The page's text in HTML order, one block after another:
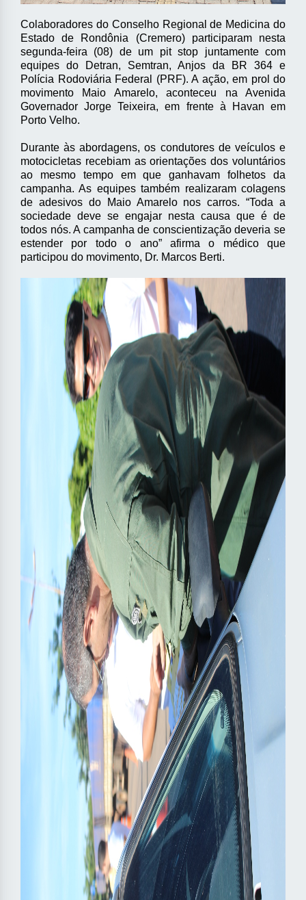
Colaboradores do Conselho Regional de Medicina do
Estado de Rondônia (Cremero) participaram nesta
segunda-feira (08) de um pit stop juntamente com
equipes do Detran, Semtran, Anjos da BR 364 e
Polícia Rodoviária Federal (PRF). A ação, em prol do
movimento Maio Amarelo, aconteceu na Avenida
Governador Jorge Teixeira, em frente à Havan em
Porto Velho.
Durante às abordagens, os condutores de veículos e
motocicletas recebiam as orientações dos voluntários
ao mesmo tempo em que ganhavam folhetos da
campanha. As equipes também realizaram colagens
de adesivos do Maio Amarelo nos carros. “Toda a
sociedade deve se engajar nesta causa que é de
todos nós. A campanha de conscientização deveria se
estender por todo o ano” afirma o médico que
participou do movimento, Dr. Marcos Berti.